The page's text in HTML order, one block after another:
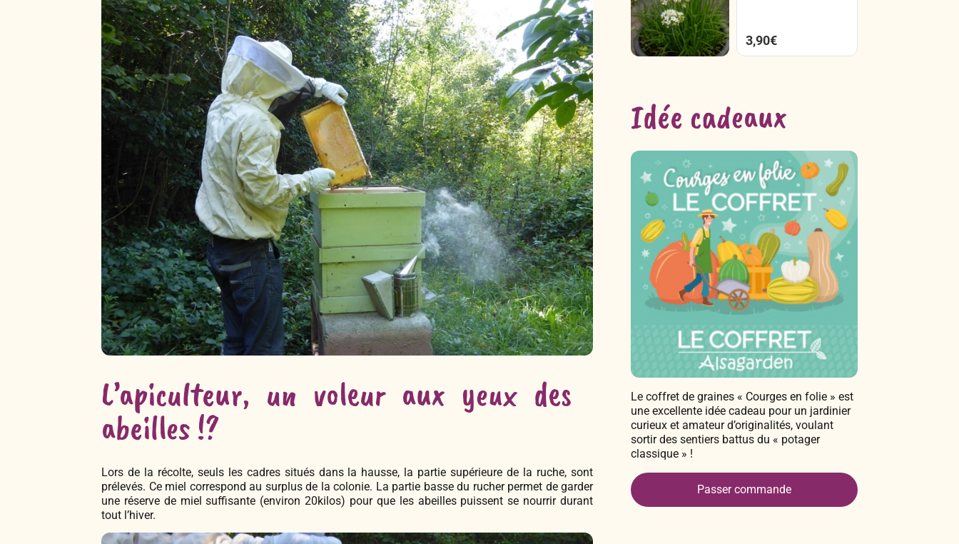
L’apiculteur, un voleur aux yeux des
abeilles !?
Lors de la récolte, seuls les cadres situés dans la hausse, la partie supérieure de la ruche, sont
prélevés. Ce miel correspond au surplus de la colonie. La partie basse du rucher permet de garder
une réserve de miel suffisante (environ 20kilos) pour que les abeilles puissent se nourrir durant
tout l’hiver.
3,90€
Idée cadeaux
Le coffret de graines « Courges en folie » est
une excellente idée cadeau pour un jardinier
curieux et amateur d’originalités, voulant
sortir des sentiers battus du « potager
classique » !
Passer commande